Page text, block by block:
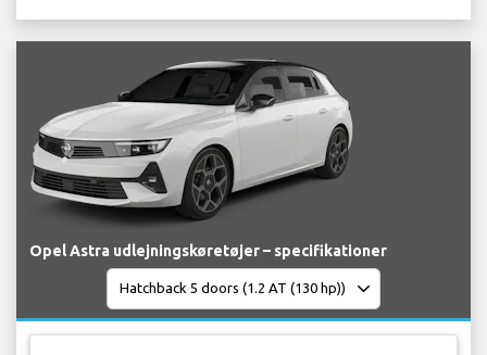
Opel Astra udlejningskøretøjer – specifikationer